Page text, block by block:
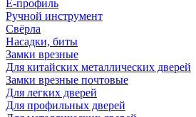
Е-профиль
Ручной инструмент
Свёрла
Насадки, биты
Замки врезные
Для китайских металлических дверей
Замки врезные почтовые
Для легких дверей
Для профильных дверей